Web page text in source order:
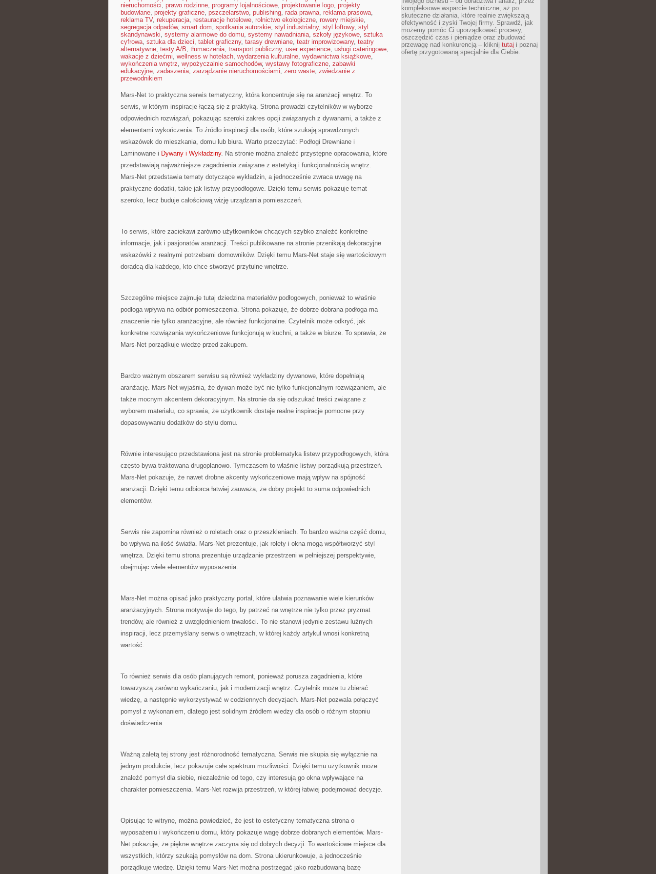
nieruchomości, prawo rodzinne, programy lojalnościowe, projektowanie logo, projekty
budowlane, projekty graficzne, pszczelarstwo, publishing, rada prawna, reklama prasowa,
reklama TV, rekuperacja, restauracje hotelowe, rolnictwo ekologiczne, rowery miejskie,
segregacja odpadów, smart dom, spotkania autorskie, styl industrialny, styl loftowy, styl
skandynawski, systemy alarmowe do domu, systemy nawadniania, szkoły językowe, sztuka
cyfrowa, sztuka dla dzieci, tablet graficzny, tarasy drewniane, teatr improwizowany, teatry
alternatywne, testy A/B, tłumaczenia, transport publiczny, user experience, usługi cateringowe,
wakacje z dziećmi, wellness w hotelach, wydarzenia kulturalne, wydawnictwa książkowe,
wykończenia wnętrz, wypożyczalnie samochodów, wystawy fotograficzne, zabawki
edukacyjne, zadaszenia, zarządzanie nieruchomościami, zero waste, zwiedzanie z
przewodnikiem
Mars-Net to praktyczna serwis tematyczny, która koncentruje się na aranżacji wnętrz. To
serwis, w którym inspiracje łączą się z praktyką. Strona prowadzi czytelników w wyborze
odpowiednich rozwiązań, pokazując szeroki zakres opcji związanych z dywanami, a także z
elementami wykończenia. To źródło inspiracji dla osób, które szukają sprawdzonych
wskazówek do mieszkania, domu lub biura. Warto przeczytać: Podłogi Drewniane i
Laminowane i Dywany i Wykładziny. Na stronie można znaleźć przystępne opracowania, które
przedstawiają najważniejsze zagadnienia związane z estetyką i funkcjonalnością wnętrz.
Mars-Net przedstawia tematy dotyczące wykładzin, a jednocześnie zwraca uwagę na
praktyczne dodatki, takie jak listwy przypodłogowe. Dzięki temu serwis pokazuje temat
szeroko, lecz buduje całościową wizję urządzania pomieszczeń.
To serwis, które zaciekawi zarówno użytkowników chcących szybko znaleźć konkretne
informacje, jak i pasjonatów aranżacji. Treści publikowane na stronie przenikają dekoracyjne
wskazówki z realnymi potrzebami domowników. Dzięki temu Mars-Net staje się wartościowym
doradcą dla każdego, kto chce stworzyć przytulne wnętrze.
Szczególne miejsce zajmuje tutaj dziedzina materiałów podłogowych, ponieważ to właśnie
podłoga wpływa na odbiór pomieszczenia. Strona pokazuje, że dobrze dobrana podłoga ma
znaczenie nie tylko aranżacyjne, ale również funkcjonalne. Czytelnik może odkryć, jak
konkretne rozwiązania wykończeniowe funkcjonują w kuchni, a także w biurze. To sprawia, że
Mars-Net porządkuje wiedzę przed zakupem.
Bardzo ważnym obszarem serwisu są również wykładziny dywanowe, które dopełniają
aranżację. Mars-Net wyjaśnia, że dywan może być nie tylko funkcjonalnym rozwiązaniem, ale
także mocnym akcentem dekoracyjnym. Na stronie da się odszukać treści związane z
wyborem materiału, co sprawia, że użytkownik dostaje realne inspiracje pomocne przy
dopasowywaniu dodatków do stylu domu.
Równie interesująco przedstawiona jest na stronie problematyka listew przypodłogowych, która
często bywa traktowana drugoplanowo. Tymczasem to właśnie listwy porządkują przestrzeń.
Mars-Net pokazuje, że nawet drobne akcenty wykończeniowe mają wpływ na spójność
aranżacji. Dzięki temu odbiorca łatwiej zauważa, że dobry projekt to suma odpowiednich
elementów.
Serwis nie zapomina również o roletach oraz o przeszkleniach. To bardzo ważna część domu,
bo wpływa na ilość światła. Mars-Net prezentuje, jak rolety i okna mogą współtworzyć styl
wnętrza. Dzięki temu strona prezentuje urządzanie przestrzeni w pełniejszej perspektywie,
obejmując wiele elementów wyposażenia.
Mars-Net można opisać jako praktyczny portal, które ułatwia poznawanie wiele kierunków
aranżacyjnych. Strona motywuje do tego, by patrzeć na wnętrze nie tylko przez pryzmat
trendów, ale również z uwzględnieniem trwałości. To nie stanowi jedynie zestawu luźnych
inspiracji, lecz przemyślany serwis o wnętrzach, w której każdy artykuł wnosi konkretną
wartość.
To również serwis dla osób planujących remont, ponieważ porusza zagadnienia, które
towarzyszą zarówno wykańczaniu, jak i modernizacji wnętrz. Czytelnik może tu zbierać
wiedzę, a następnie wykorzystywać w codziennych decyzjach. Mars-Net pozwala połączyć
pomysł z wykonaniem, dlatego jest solidnym źródłem wiedzy dla osób o różnym stopniu
doświadczenia.
Ważną zaletą tej strony jest różnorodność tematyczna. Serwis nie skupia się wyłącznie na
jednym produkcie, lecz pokazuje całe spektrum możliwości. Dzięki temu użytkownik może
znaleźć pomysł dla siebie, niezależnie od tego, czy interesują go okna wpływające na
charakter pomieszczenia. Mars-Net rozwija przestrzeń, w której łatwiej podejmować decyzje.
Opisując tę witrynę, można powiedzieć, że jest to estetyczny tematyczna strona o
wyposażeniu i wykończeniu domu, który pokazuje wagę dobrze dobranych elementów. Mars-
Net pokazuje, że piękne wnętrze zaczyna się od dobrych decyzji. To wartościowe miejsce dla
wszystkich, którzy szukają pomysłów na dom. Strona ukierunkowuje, a jednocześnie
porządkuje wiedzę. Dzięki temu Mars-Net można postrzegać jako rozbudowaną bazę
kompleksowe wsparcie techniczne, aż po
skuteczne działania, które realnie zwiększają
efektywność i zyski Twojej firmy. Sprawdź, jak
możemy pomóc Ci uporządkować procesy,
oszczędzić czas i pieniądze oraz zbudować
przewagę nad konkurencją – kliknij tutaj i poznaj
ofertę przygotowaną specjalnie dla Ciebie.